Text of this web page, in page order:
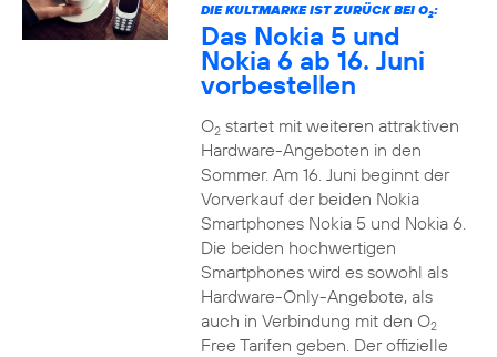
DIE KULTMARKE IST ZURÜCK BEI O2:
Das Nokia 5 und
Nokia 6 ab 16. Juni
vorbestellen
O2startet mit weiteren attraktiven
Hardware-Angeboten in den
Sommer. Am 16. Juni beginnt der
Vorverkauf der beiden Nokia
Smartphones Nokia 5 und Nokia 6.
Die beiden hochwertigen
Smartphones wird es sowohl als
Hardware-Only-Angebote, als
auch in Verbindung mit den O2
Free Tarifen geben. Der offizielle